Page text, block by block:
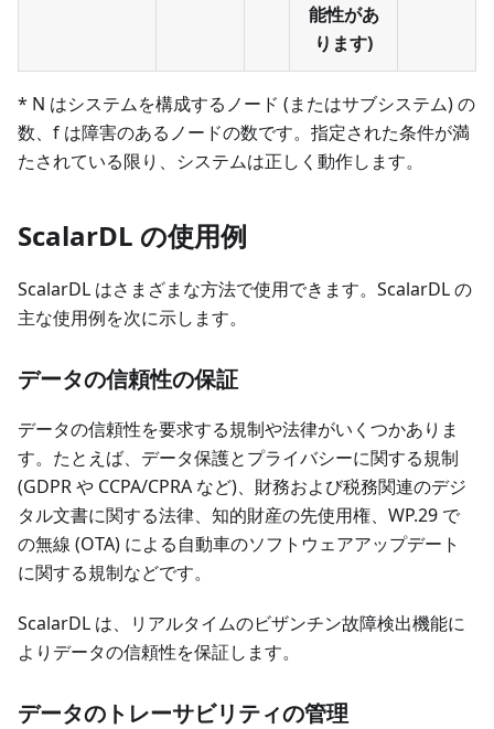
能性があ
ります)
* N はシステムを構成するノード (またはサブシステム) の
数、f は障害のあるノードの数です。指定された条件が満
たされている限り、システムは正しく動作します。
ScalarDL の使用例
ScalarDL はさまざまな方法で使用できます。ScalarDL の
主な使用例を次に示します。
データの信頼性の保証
データの信頼性を要求する規制や法律がいくつかありま
す。たとえば、データ保護とプライバシーに関する規制
(GDPR や CCPA/CPRA など)、財務および税務関連のデジ
タル文書に関する法律、知的財産の先使用権、WP.29 で
の無線 (OTA) による自動車のソフトウェアアップデート
に関する規制などです。
ScalarDL は、リアルタイムのビザンチン故障検出機能に
よりデータの信頼性を保証します。
データのトレーサビリティの管理